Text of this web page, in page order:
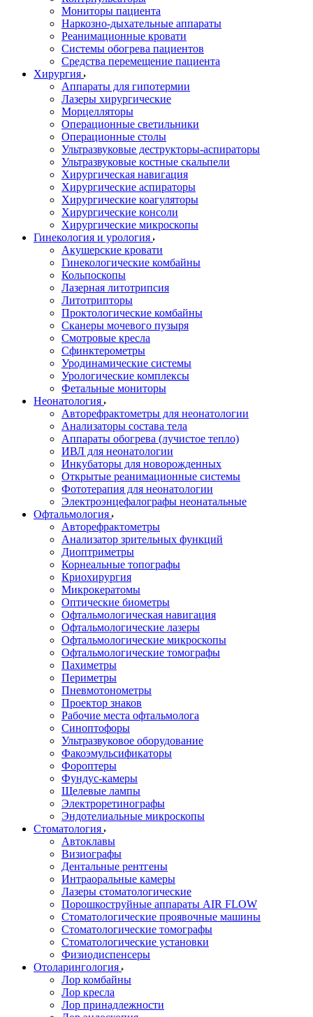
Мониторы пациента
Наркозно-дыхательные аппараты
Реанимационные кровати
Системы обогрева пациентов
Средства перемещение пациента
Хирургия
Аппараты для гипотермии
Лазеры хирургические
Морцелляторы
Операционные светильники
Операционные столы
Ультразвуковые деструкторы-аспираторы
Ультразвуковые костные скальпели
Хирургическая навигация
Хирургические аспираторы
Хирургические коагуляторы
Хирургические консоли
Хирургические микроскопы
Гинекология и урология
Акушерские кровати
Гинекологические комбайны
Кольпоскопы
Лазерная литотрипсия
Литотрипторы
Проктологические комбайны
Сканеры мочевого пузыря
Смотровые кресла
Сфинктерометры
Уродинамические системы
Урологические комплексы
Фетальные мониторы
Неонатология
Авторефрактометры для неонатологии
Анализаторы состава тела
Аппараты обогрева (лучистое тепло)
ИВЛ для неонатологии
Инкубаторы для новорожденных
Открытые реанимационные системы
Фототерапия для неонатологии
Электроэнцефалографы неонатальные
Офтальмология
Авторефрактометры
Анализатор зрительных функций
Диоптриметры
Корнеальные топографы
Криохирургия
Микрокератомы
Оптические биометры
Офтальмологическая навигация
Офтальмологические лазеры
Офтальмологические микроскопы
Офтальмологические томографы
Пахиметры
Периметры
Пневмотонометры
Проектор знаков
Рабочие места офтальмолога
Синоптофоры
Ультразвуковое оборудование
Факоэмульсификаторы
Фороптеры
Фундус-камеры
Щелевые лампы
Электроретинографы
Эндотелиальные микроскопы
Стоматология
Автоклавы
Визиографы
Дентальные рентгены
Интраоральные камеры
Лазеры стоматологические
Порошкоструйные аппараты AIR FLOW
Стоматологические проявочные машины
Стоматологические томографы
Стоматологические установки
Физиодиспенсеры
Отоларингология
Лор комбайны
Лор кресла
Лор принадлежности